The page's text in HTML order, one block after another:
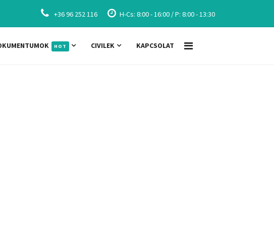
+36 96 252 116 H-Cs: 8:00 - 16:00 / P: 8:00 - 13:30
HOT CIVILEK KAPCSOLAT